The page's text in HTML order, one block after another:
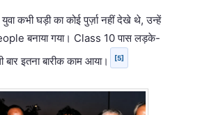
कभी घड़ी का कोई पुर्ज़ा नहीं देखे थे, उन्हें
बनाया गया। Class 10 पास लड़के-
इतना बारीक काम आया।
[5]